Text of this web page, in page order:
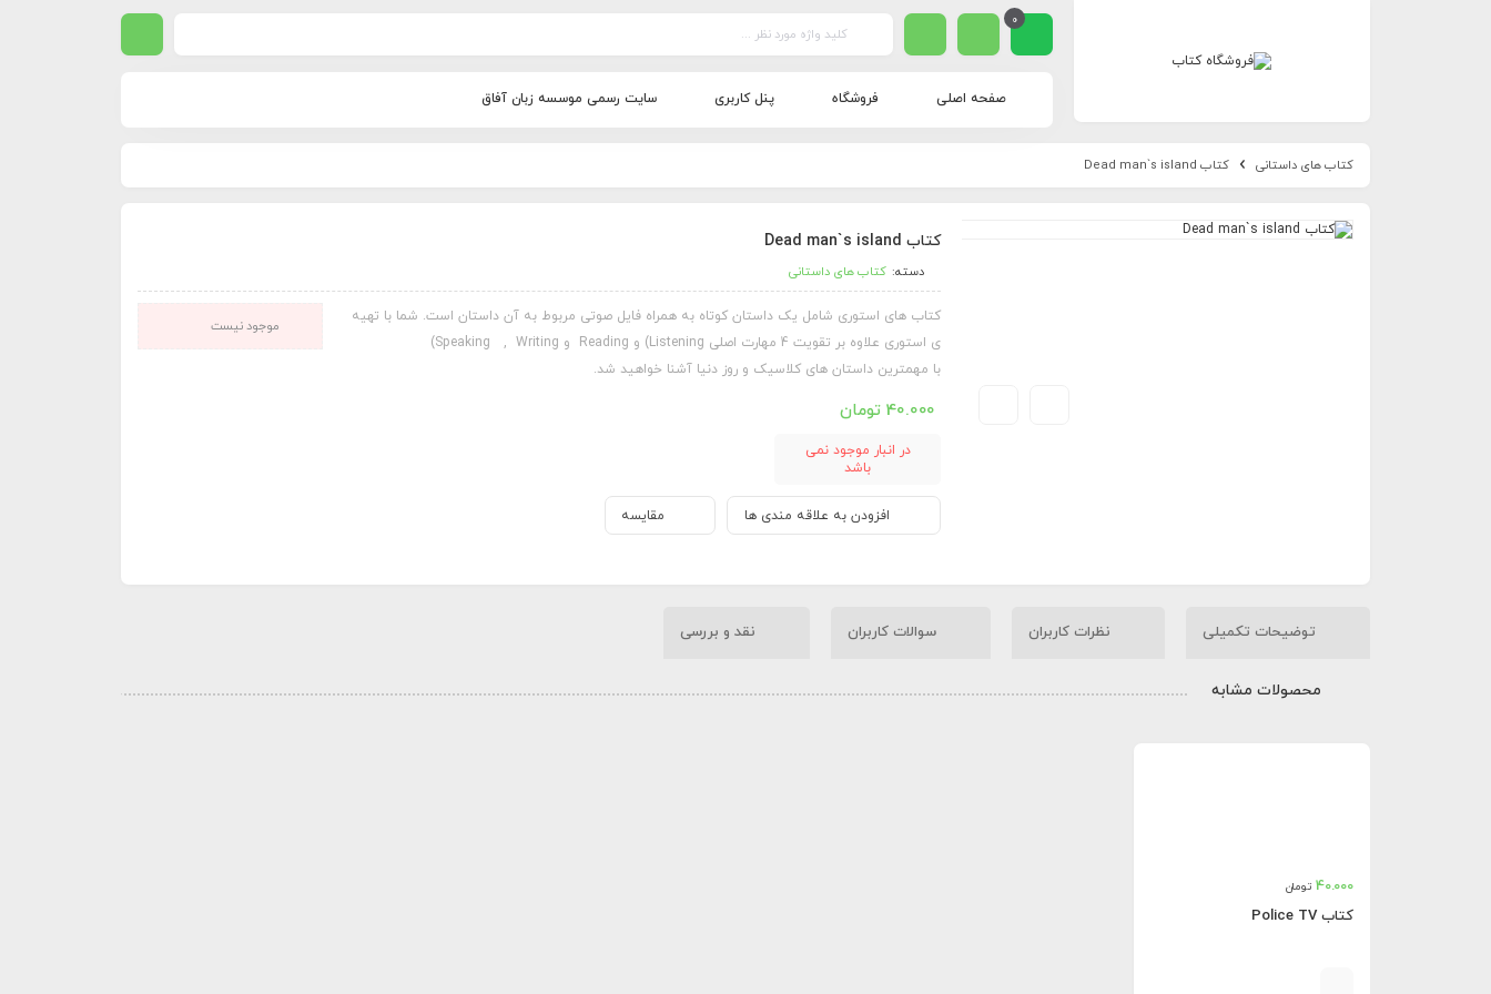
0
صفحه اصلی فروشگاه پنل کاربری سایت رسمی موسسه زبان آفاق
کتاب های داستانی کتاب Dead man`s island
کتاب Dead man`s island
دسته: کتاب های داستانی
کتاب های استوری شامل یک داستان کوتاه به همراه فایل صوتی مربوط به آن داستان است. شما با تهیه
ی استوری علاوه بر تقویت 4 مهارت اصلی Listening) و Reading و Speaking , Writing)
با مهمترین داستان های کلاسیک و روز دنیا آشنا خواهید شد.
40.000 تومان
در انبار موجود نمی
باشد
مقایسه افزودن به علاقه مندی ها
موجود نیست
توضیحات تکمیلی نظرات کاربران سوالات کاربران نقد و بررسی
محصولات مشابه
40.000 تومان
کتاب Police TV